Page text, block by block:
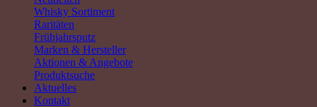
Whisky Sortiment
Raritäten
Frühjahrsputz
Marken & Hersteller
Aktionen & Angebote
Produktsuche
Aktuelles
Kontakt